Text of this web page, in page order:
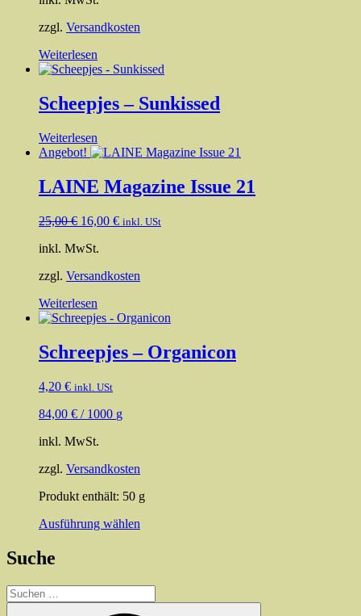
zzgl. Versandkosten
Weiterlesen
Scheepjes – Sunkissed
Weiterlesen
Angebot!
LAINE Magazine Issue 21
25,00€ Ursprünglicher
war:
16,00 €Aktueller
inkl. USt
inkl. MwSt.
zzgl. Versandkosten
Weiterlesen
Schreepjes – Organicon
4,20 € inkl. USt
84,00 € / 1000 g
inkl. MwSt.
zzgl. Versandkosten
Produkt enthält: 50 g
Ausführung wählen
Suche
Suchen
nach: